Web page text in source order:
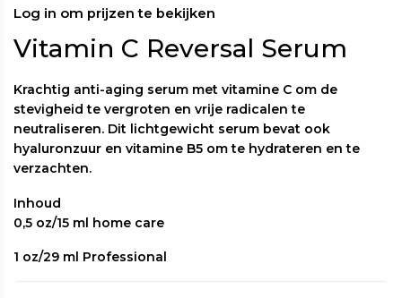
Log in om prijzen te bekijken
Vitamin C Reversal Serum
Krachtig anti-aging serum met vitamine C om de
stevigheid te vergroten en vrije radicalen te
neutraliseren. Dit lichtgewicht serum bevat ook
hyaluronzuur en vitamine B5 om te hydrateren en te
verzachten.
Inhoud
0,5 oz/15 ml home care
1 oz/29 ml Professional